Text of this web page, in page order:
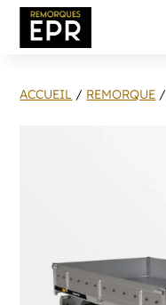
ACCUEIL / REMORQUE /